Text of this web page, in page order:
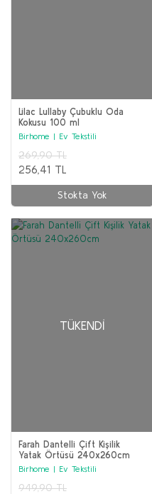
Lilac Lullaby Çubuklu Oda
Kokusu 100 ml
Birhome | Ev Tekstili
269,90 TL
256,41 TL
Stokta Yok
TÜKENDI
Farah Dantelli Çift Kişilik
Yatak Örtüsü 240x260cm
Birhome | Ev Tekstili
949,90 TL